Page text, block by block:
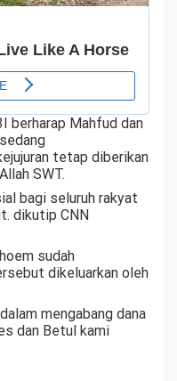
berharap Mahfud dan
tetap diberikan
SWT.
bagi seluruh rakyat
dikutip CNN
sudah
dikeluarkan oleh
mengabang dana
dan Betul kami